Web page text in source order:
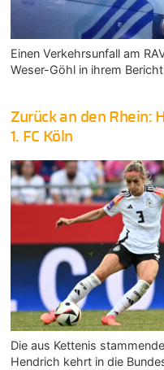
Einen Verkehrsunfall am
Weser-Göhl in ihrem
Zurück an den Rhein:
1. FC Köln
Die aus Kettenis
Hendrich kehrt in die